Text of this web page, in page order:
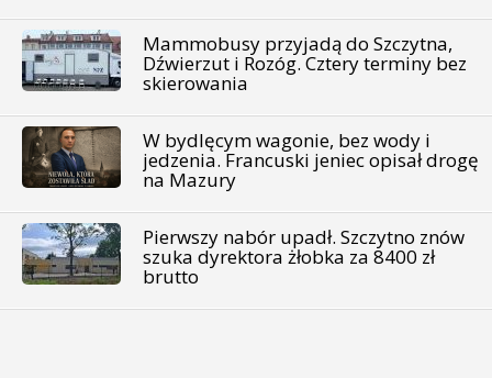
Mammobusy przyjadą do Szczytna,
Dźwierzut i Rozóg. Cztery terminy bez
skierowania
W bydlęcym wagonie, bez wody i
jedzenia. Francuski jeniec opisał drogę
na Mazury
Pierwszy nabór upadł. Szczytno znów
szuka dyrektora żłobka za 8400 zł
brutto